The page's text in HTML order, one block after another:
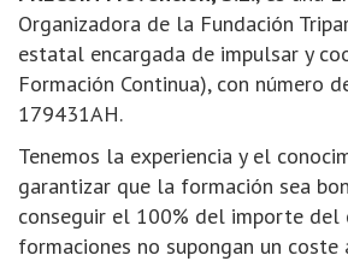
Organizadora de la Fundación
estatal encargada de impulsar y
Formación Continua), con número
179431AH.
Tenemos la experiencia y el
garantizar que la formación sea
conseguir el 100% del importe del
formaciones no supongan un coste